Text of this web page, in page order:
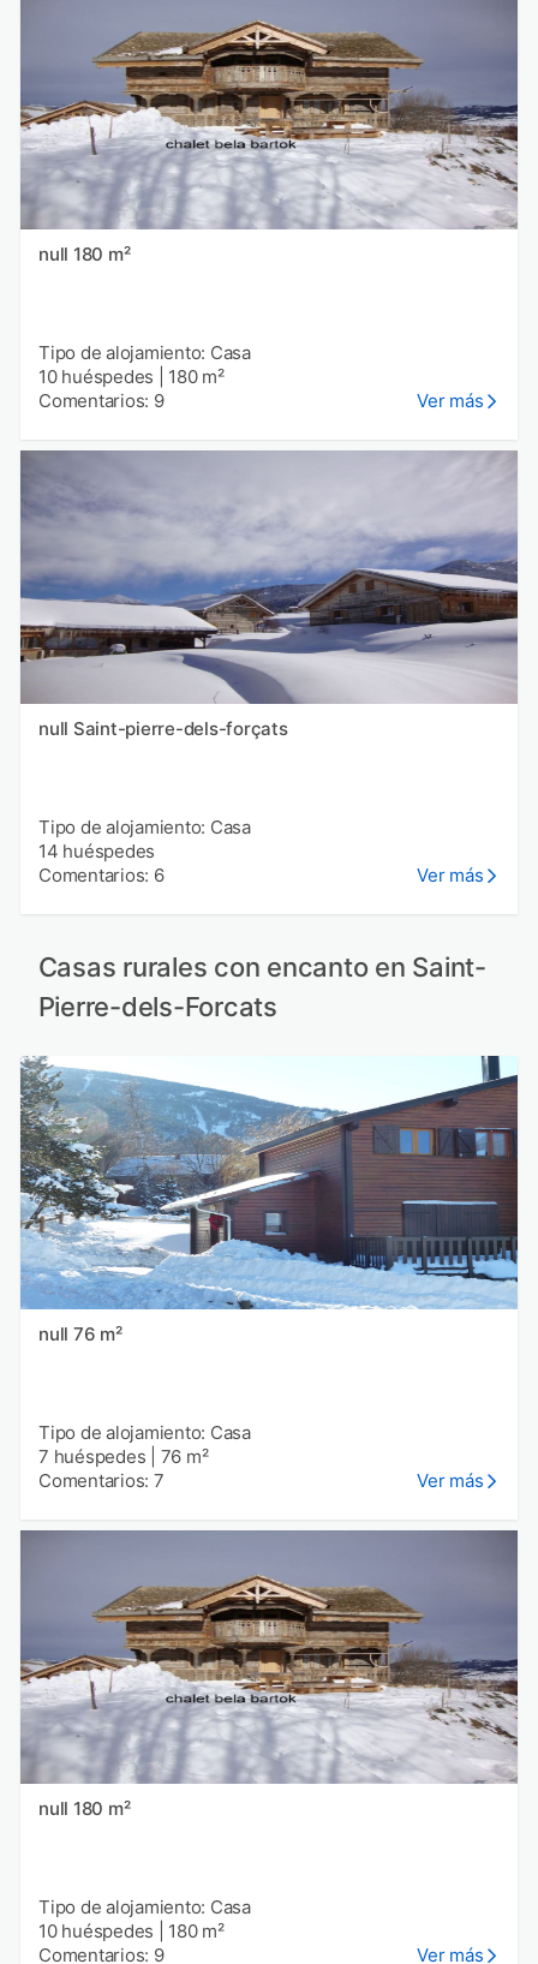
null 180 m²
Tipo de alojamiento: Casa
10 huéspedes
180 m²
Comentarios: 9
Ver más
null Saint-pierre-dels-forçats
Tipo de alojamiento: Casa
14 huéspedes
Comentarios: 6
Ver más
Casas rurales con encanto en Saint-
Pierre-dels-Forcats
null 76 m²
Tipo de alojamiento: Casa
7 huéspedes
76 m²
Comentarios: 7
Ver más
null 180 m²
Tipo de alojamiento: Casa
10 huéspedes
180 m²
Comentarios: 9
Ver más